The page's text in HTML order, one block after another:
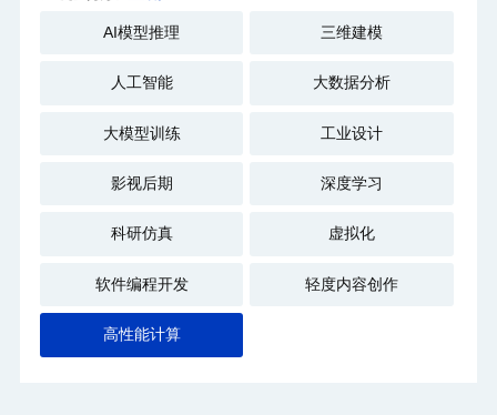
AI模型推理 三维建模
人工智能 大数据分析
大模型训练 工业设计
影视后期 深度学习
科研仿真 虚拟化
软件编程开发 轻度内容创作
高性能计算